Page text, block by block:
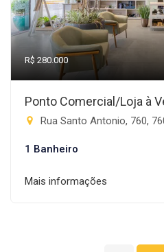
R$ 280.000
Ponto Comercial/Loja à
Rua Santo Antonio, 760,
1 Banheiro
Mais informações